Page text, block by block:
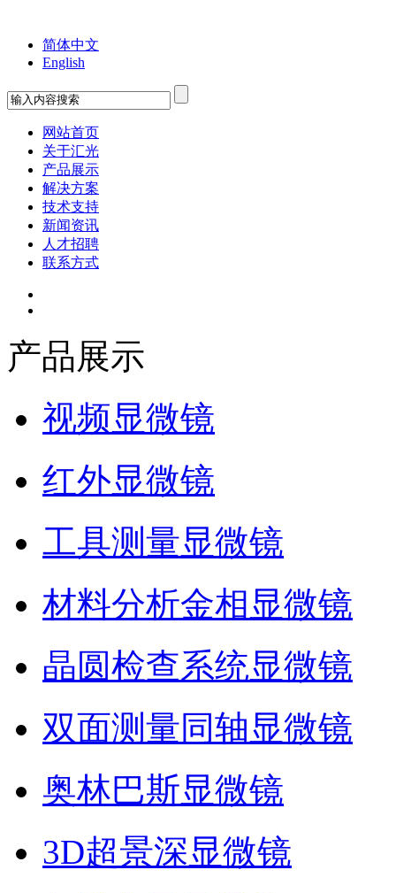
简体中文
English
网站首页
关于汇光
产品展示
解决方案
技术支持
新闻资讯
人才招聘
联系方式
产品展示
视频显微镜
红外显微镜
工具测量显微镜
材料分析金相显微镜
晶圆检查系统显微镜
双面测量同轴显微镜
奥林巴斯显微镜
3D超景深显微镜